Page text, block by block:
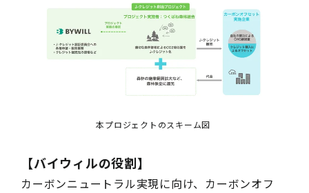
本プロジェクトのスキーム図
【バイウィルの役割】
カーボンニュートラル実現に向け、カーボンオフ